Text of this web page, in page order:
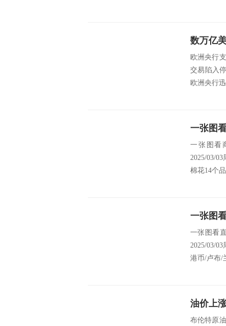
欧洲央行
交易陷入
欧洲央行
一张图看
2025/03/
棉花14个
一张图看
2025/03/
港币/卢布/
油价上
布伦特原